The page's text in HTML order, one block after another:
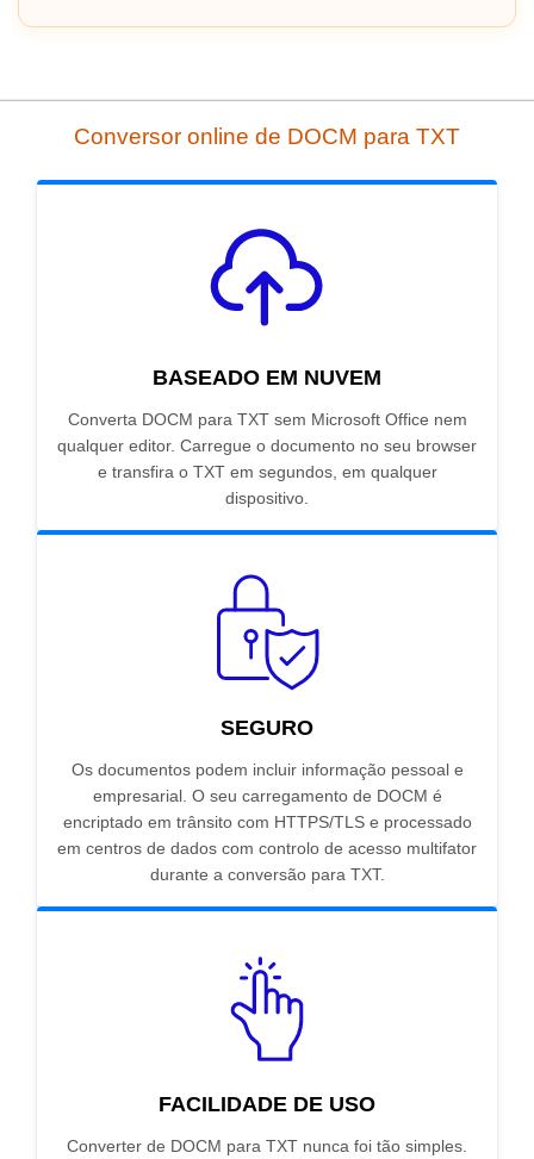
Conversor online de DOCM para TXT
BASEADO EM NUVEM
Converta DOCM para TXT sem Microsoft Office nem
qualquer editor. Carregue o documento no seu browser
e transfira o TXT em segundos, em qualquer
dispositivo.
SEGURO
Os documentos podem incluir informação pessoal e
empresarial. O seu carregamento de DOCM é
encriptado em trânsito com HTTPS/TLS e processado
em centros de dados com controlo de acesso multifator
durante a conversão para TXT.
FACILIDADE DE USO
Converter de DOCM para TXT nunca foi tão simples.